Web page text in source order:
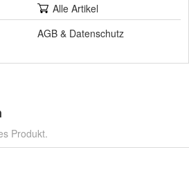
Alle Artikel
AGB & Datenschutz
Produkt.